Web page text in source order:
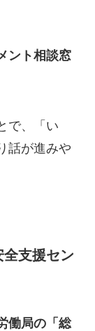
ント相談窓
で、「い
話が進みや
全支援セン
働局の「総